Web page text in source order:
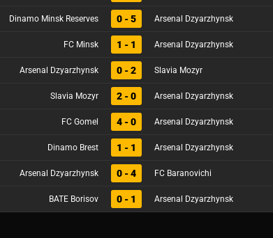
Dinamo Minsk Reserves 0 - 5 Arsenal Dzyarzhynsk
FC Minsk 1 - 1 Arsenal Dzyarzhynsk
Arsenal Dzyarzhynsk 0 - 2 Slavia Mozyr
Slavia Mozyr 2 - 0 Arsenal Dzyarzhynsk
FC Gomel 4 - 0 Arsenal Dzyarzhynsk
Dinamo Brest 1 - 1 Arsenal Dzyarzhynsk
Arsenal Dzyarzhynsk 0 - 4 FC Baranovichi
BATE Borisov 0 - 1 Arsenal Dzyarzhynsk